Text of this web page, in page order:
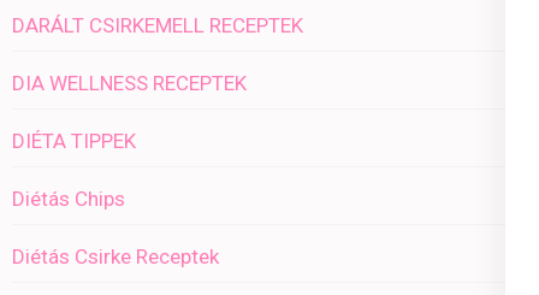
DARÁLT CSIRKEMELL RECEPTEK
DIA WELLNESS RECEPTEK
DIÉTA TIPPEK
Diétás Chips
Diétás Csirke Receptek